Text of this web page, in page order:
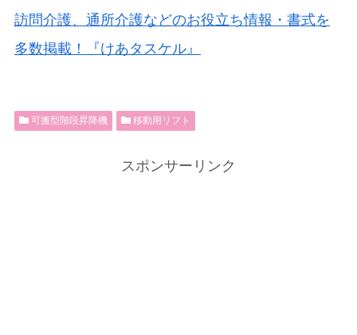
訪問介護、通所介護などのお役立ち情報・書式を
多数掲載！『けあタスケル』
可搬型階段昇降機 移動用リフト
スポンサーリンク